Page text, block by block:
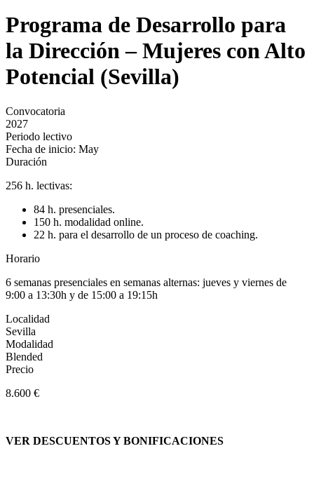
Programa de Desarrollo para
la Dirección – Mujeres con Alto
Potencial (Sevilla)
Convocatoria
2027
Periodo lectivo
Fecha de inicio: May
Duración
256 h. lectivas:
84 h. presenciales.
150 h. modalidad online.
22 h. para el desarrollo de un proceso de coaching.
Horario
6 semanas presenciales en semanas alternas: jueves y viernes de
9:00 a 13:30h y de 15:00 a 19:15h
Localidad
Sevilla
Modalidad
Blended
Precio
8.600 €
VER DESCUENTOS Y BONIFICACIONES